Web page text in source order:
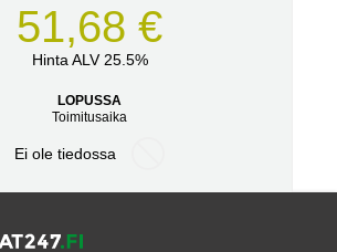
51,68 €
Hinta ALV 25.5%
LOPUSSA
Toimitusaika
Ei ole tiedossa